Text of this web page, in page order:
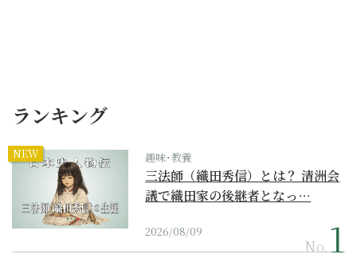
ランキング
NEW 趣味･教養
三法師（織田秀信）とは？ 清洲会
議で織田家の後継者となっ…
2026/08/09
No.